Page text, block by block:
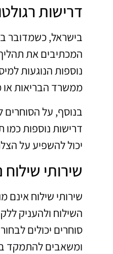
דרישות
בישראל, כשמדובר
המכתיבים את
נוספות הנוגעות
ממשרד הבריאות או
בנוסף, על הסוחרים
דרישות נוספות כמו
יכול להשפיע על
שירותי שילוח
שירותי שילוח
השילוח ולהעניק
סוחרים יכולים
ומשאבים להתמקד